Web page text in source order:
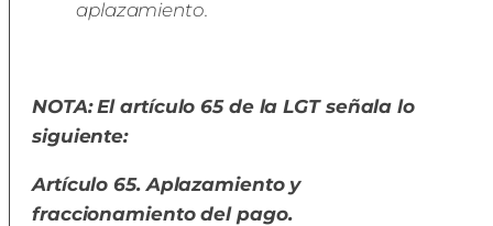
aplazamiento.
NOTA: El artículo 65 de la LGT señala lo
siguiente:
Artículo 65. Aplazamiento y
fraccionamiento del pago.